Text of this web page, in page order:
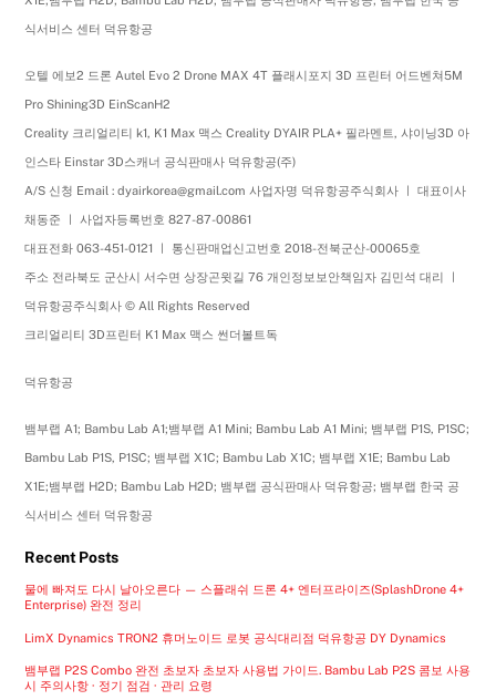
식서비스 센터 덕유항공
오텔 에보2 드론 Autel Evo 2 Drone MAX 4T 플래시포지 3D 프린터 어드벤쳐5M
Pro Shining3D EinScanH2
Creality 크리얼리티 k1, K1 Max 맥스 Creality DYAIR PLA+ 필라멘트, 샤이닝3D 아
인스타 Einstar 3D스캐너 공식판매사 덕유항공(주)
A/S 신청 Email : dyairkorea@gmail.com 사업자명 덕유항공주식회사 ㅣ 대표이사
채동준 ㅣ 사업자등록번호 827-87-00861
대표전화 063-451-0121 ㅣ 통신판매업신고번호 2018-전북군산-00065호
주소 전라북도 군산시 서수면 상장곤윗길 76 개인정보보안책임자 김민석 대리 ㅣ
덕유항공주식회사 © All Rights Reserved
크리얼리티 3D프린터 K1 Max 맥스 썬더볼트독
덕유항공
뱀부랩 A1; Bambu Lab A1;뱀부랩 A1 Mini; Bambu Lab A1 Mini; 뱀부랩 P1S, P1SC;
Bambu Lab P1S, P1SC; 뱀부랩 X1C; Bambu Lab X1C; 뱀부랩 X1E; Bambu Lab
X1E;뱀부랩 H2D; Bambu Lab H2D; 뱀부랩 공식판매사 덕유항공; 뱀부랩 한국 공
식서비스 센터 덕유항공
Recent Posts
물에 빠져도 다시 날아오른다 — 스플래쉬 드론 4+ 엔터프라이즈(SplashDrone 4+
Enterprise) 완전 정리
LimX Dynamics TRON2 휴머노이드 로봇 공식대리점 덕유항공 DY Dynamics
뱀부랩 P2S Combo 완전 초보자 초보자 사용법 가이드. Bambu Lab P2S 콤보 사용
시 주의사항 · 정기 점검 · 관리 요령